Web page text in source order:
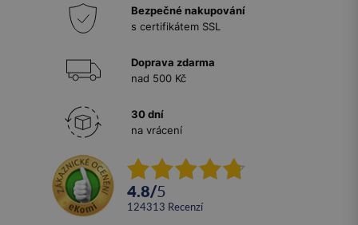
Bezpečné nakupování
s certifikátem SSL
Doprava zdarma
nad 500 Kč
30 dní
na vrácení
4.8/5
124313 recenzí